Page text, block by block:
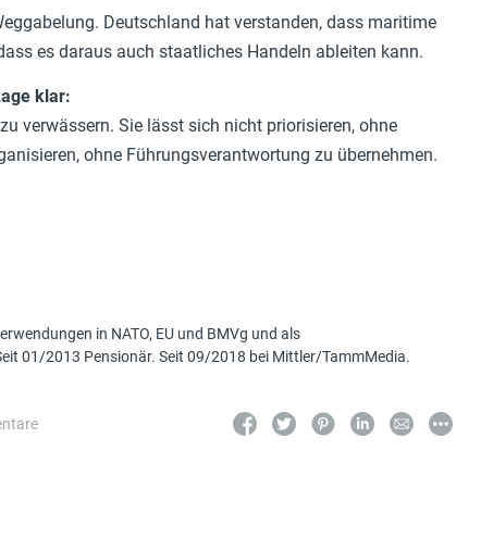
Deutschland hat verstanden, dass maritime
es daraus auch staatliches Handeln ableiten kann.
klar:
verwässern. Sie lässt sich nicht priorisieren, ohne
ohne Führungsverantwortung zu übernehmen.
in NATO, EU und BMVg und als
01/2013 Pensionär. Seit 09/2018 bei Mittler/TammMedia.